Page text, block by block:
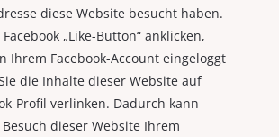
diese Website besucht haben.
„Like-Button“ anklicken,
Ihrem Facebook-Account eingeloggt
die Inhalte dieser Website auf
Profil verlinken. Dadurch kann
Besuch dieser Website Ihrem